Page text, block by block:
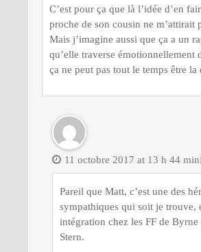
C’est pour ça que là l’idée d’en
proche de son cousin ne m’attirait
Mais j’imagine aussi que ça a un
qu’elle traverse émotionnellement
ça ne peut pas tout le temps être la
11 octobre 2017 at 13 h 44 min
Pareil que Matt, c’est une des
sympathiques qui soit je trouve,
intégration chez les FF de Byrne
Stern.